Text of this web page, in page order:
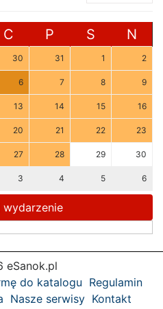
C P S N
30 31 1 2
6 7 8 9
13 14 15 16
20 21 22 23
27 28 29 30
3 4 5 6
eSanok.pl
do katalogu Regulamin
Nasze serwisy Kontakt